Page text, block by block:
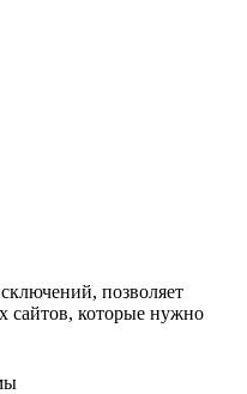
позволяет
сайтов, которые нужно